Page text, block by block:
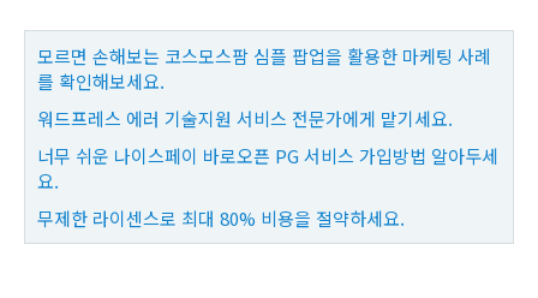
모르면 손해보는 코스모스팜 심플 팝업을 활용한 마케팅 사례
를 확인해보세요.
워드프레스 에러 기술지원 서비스 전문가에게 맡기세요.
너무 쉬운 나이스페이 바로오픈 PG 서비스 가입방법 알아두세
요.
무제한 라이센스로 최대 80% 비용을 절약하세요.